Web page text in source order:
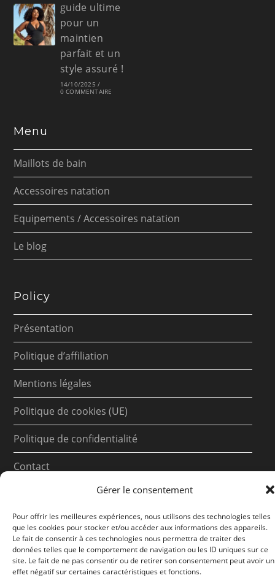
Gérer le consentement
Pour offrir les meilleures expériences, nous utilisons des technologies telles
que les cookies pour stocker et/ou accéder aux informations des appareils.
Le fait de consentir à ces technologies nous permettra de traiter des
données telles que le comportement de navigation ou les ID uniques sur ce
site. Le fait de ne pas consentir ou de retirer son consentement peut avoir un
effet négatif sur certaines caractéristiques et fonctions.
guide ultime
pour un
maintien
parfait et un
style assuré !
14/10/2025 /
0 COMMENTAIRE
Menu
Maillots de bain
Accessoires natation
Equipements / Accessoires natation
Le blog
Policy
Présentation
Politique d’affiliation
Mentions légales
Politique de cookies (UE)
Politique de confidentialité
Contact